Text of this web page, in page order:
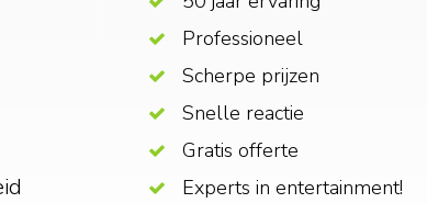
Professioneel
Scherpe prijzen
Snelle reactie
Gratis offerte
Experts in entertainment!